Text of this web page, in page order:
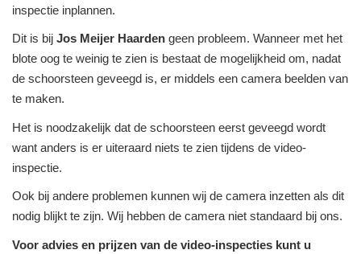
inspectie inplannen.
Dit is bij Jos Meijer Haarden geen probleem. Wanneer met het
blote oog te weinig te zien is bestaat de mogelijkheid om, nadat
de schoorsteen geveegd is, er middels een camera beelden van
te maken.
Het is noodzakelijk dat de schoorsteen eerst geveegd wordt
want anders is er uiteraard niets te zien tijdens de video-
inspectie.
Ook bij andere problemen kunnen wij de camera inzetten als dit
nodig blijkt te zijn. Wij hebben de camera niet standaard bij ons.
Voor advies en prijzen van de video-inspecties kunt u